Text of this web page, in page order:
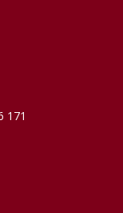
171